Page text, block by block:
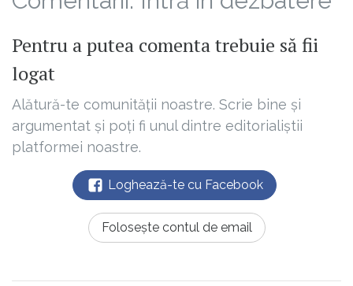
Pentru a putea comenta trebuie să fii
logat
Alătură-te comunității noastre. Scrie bine și
argumentat și poți fi unul dintre editorialiștii
platformei noastre.
Loghează-te cu Facebook
Folosește contul de email